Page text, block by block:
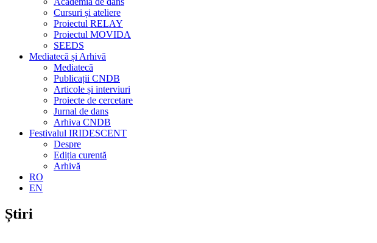
Cursuri și ateliere
Proiectul RELAY
Proiectul MOVIDA
SEEDS
Mediatecă și Arhivă
Mediatecă
Publicații CNDB
Articole și interviuri
Proiecte de cercetare
Jurnal de dans
Arhiva CNDB
Festivalul IRIDESCENT
Despre
Ediția curentă
Arhivă
RO
EN
Știri